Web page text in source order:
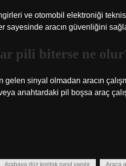
ve otomobil elektroniği
sayesinde aracın güvenliğini
pili biterse ne
gelen sinyal olmadan aracın
anahtardaki pil boşsa araç
Arabaya düz kontak nasıl yapılır Araca